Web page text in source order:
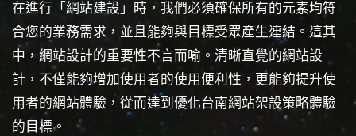
在進行「網站建設」時，我們必須確保所有的元素均符
合您的業務需求，並且能夠與目標受眾產生連結。這其
中，網站設計的重要性不言而喻。清晰直覺的網站設
計，不僅能夠增加使用者的使用便利性，更能夠提升使
用者的網站體驗，從而達到優化台南網站架設策略體驗
的目標。